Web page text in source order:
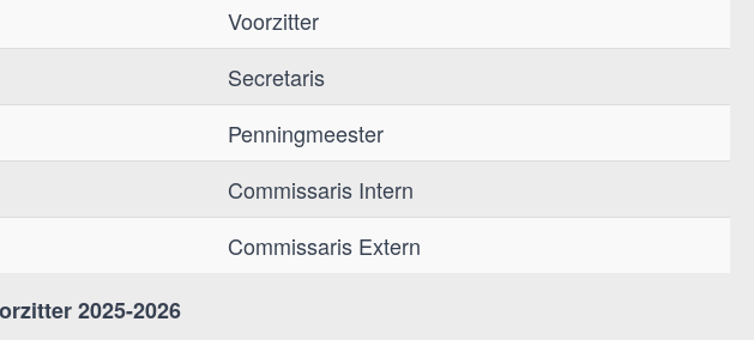
Voorzitter
Secretaris
Penningmeester
Commissaris Intern
Commissaris Extern
2025-2026